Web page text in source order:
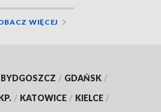
WIĘCEJ
BYDGOSZCZ / GDAŃSK /
/ KATOWICE / KIELCE /